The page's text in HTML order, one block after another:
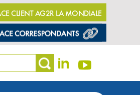
CLIENT AG2R LA MONDIALE